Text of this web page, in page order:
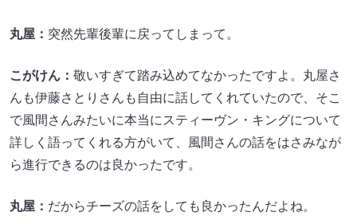
丸屋： 突然先輩後輩に戻ってしまって。
こがけん： 敬いすぎて踏み込めてなかったですよ。丸屋さ
んも伊藤さとりさんも自由に話してくれていたので、そこ
で風間さんみたいに本当にスティーヴン・キングについて
詳しく語ってくれる方がいて、風間さんの話をはさみなが
ら進行できるのは良かったです。
丸屋： だからチーズの話をしても良かったんだよね。